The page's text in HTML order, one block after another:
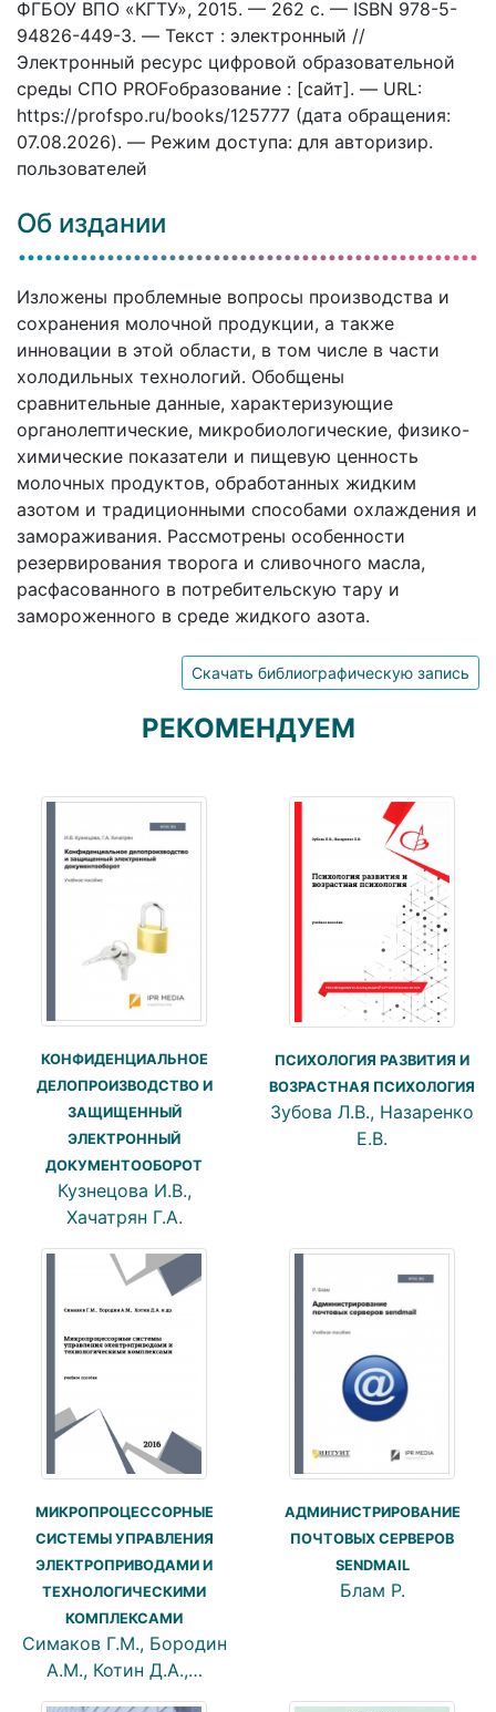
ФГБОУ ВПО «КГТУ», 2015. — 262 c. — ISBN 978-5-
94826-449-3. — Текст : электронный //
Электронный ресурс цифровой образовательной
среды СПО PROFобразование : [сайт]. — URL:
https://profspo.ru/books/125777 (дата обращения:
07.08.2026). — Режим доступа: для авторизир.
пользователей
Об издании
Изложены проблемные вопросы производства и
сохранения молочной продукции, а также
инновации в этой области, в том числе в части
холодильных технологий. Обобщены
сравнительные данные, характеризующие
органолептические, микробиологические, физико-
химические показатели и пищевую ценность
молочных продуктов, обработанных жидким
азотом и традиционными способами охлаждения и
замораживания. Рассмотрены особенности
резервирования творога и сливочного масла,
расфасованного в потребительскую тару и
замороженного в среде жидкого азота.
Скачать библиографическую запись
РЕКОМЕНДУЕМ
КОНФИДЕНЦИАЛЬНОЕ
ДЕЛОПРОИЗВОДСТВО И
ЗАЩИЩЕННЫЙ
ЭЛЕКТРОННЫЙ
ДОКУМЕНТООБОРОТ
Кузнецова И.В.,
Хачатрян Г.А.
ПСИХОЛОГИЯ РАЗВИТИЯ И
ВОЗРАСТНАЯ ПСИХОЛОГИЯ
Зубова Л.В., Назаренко
Е.В.
МИКРОПРОЦЕССОРНЫЕ
СИСТЕМЫ УПРАВЛЕНИЯ
ЭЛЕКТРОПРИВОДАМИ И
ТЕХНОЛОГИЧЕСКИМИ
КОМПЛЕКСАМИ
Симаков Г.М., Бородин
А.М., Котин Д.А.,…
АДМИНИСТРИРОВАНИЕ
ПОЧТОВЫХ СЕРВЕРОВ
SENDMAIL
Блам Р.